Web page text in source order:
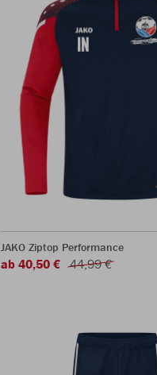
JAKO Ziptop Performance
ab 40,50 € 44,99 €